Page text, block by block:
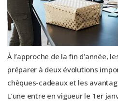
À l’approche de la fin d’année,
préparer à deux évolutions
chèques-cadeaux et les
L’une entre en vigueur le 1er